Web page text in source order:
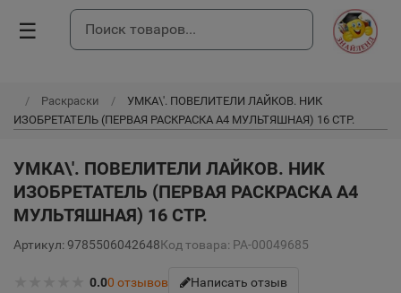
☰
Раскраски
УМКА\'. ПОВЕЛИТЕЛИ ЛАЙКОВ. НИК
ИЗОБРЕТАТЕЛЬ (ПЕРВАЯ РАСКРАСКА А4 МУЛЬТЯШНАЯ) 16 СТР.
УМКА\'. ПОВЕЛИТЕЛИ ЛАЙКОВ. НИК
ИЗОБРЕТАТЕЛЬ (ПЕРВАЯ РАСКРАСКА А4
МУЛЬТЯШНАЯ) 16 СТР.
Артикул: 9785506042648Код товара: РА-00049685
0.00 отзывов Написать отзыв